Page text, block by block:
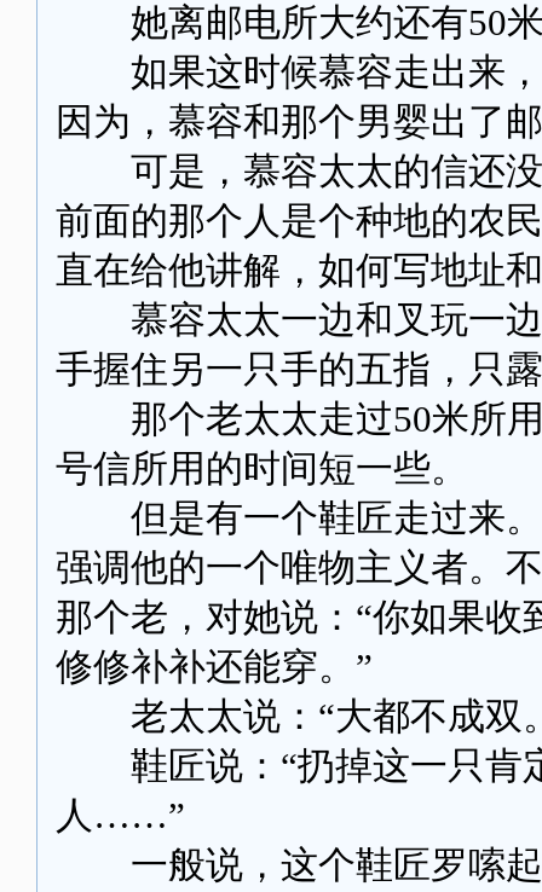
她离邮电所大约还有50
如果这时候慕容走出来，
因为，慕容和那个男婴出了
可是，慕容太太的信还没
前面的那个人是个种地的农
直在给他讲解，如何写地址
慕容太太一边和叉玩一边
手握住另一只手的五指，只
那个老太太走过50米所用
号信所用的时间短一些。
但是有一个鞋匠走过来。
强调他的一个唯物主义者。
那个老，对她说：“你如果
修修补补还能穿。”
老太太说：“大都不成双
鞋匠说：“扔掉这一只肯
人……”
一般说，这个鞋匠罗嗦起